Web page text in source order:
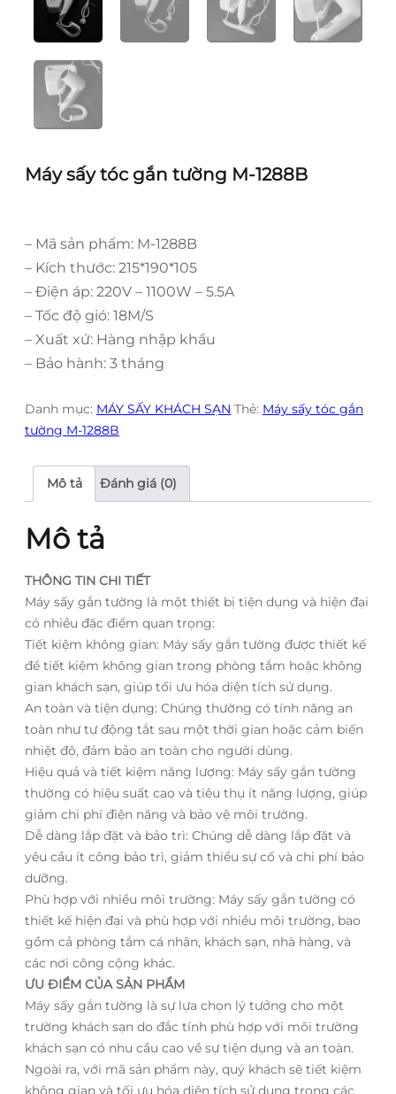
Máy sấy tóc gắn tường M-1288B
– Mã sản phẩm: M-1288B
– Kích thước: 215*190*105
– Điện áp: 220V – 1100W – 5.5A
– Tốc độ gió: 18M/S
– Xuất xứ: Hàng nhập khẩu
– Bảo hành: 3 tháng
Danh mục: MÁY SẤY KHÁCH SẠN Thẻ: Máy sấy tóc gắn
tường M-1288B
Mô tả Đánh giá (0)
Mô tả
THÔNG TIN CHI TIẾT
Máy sấy gắn tường là một thiết bị tiện dụng và hiện đại
có nhiều đặc điểm quan trọng:
Tiết kiệm không gian: Máy sấy gắn tường được thiết kế
để tiết kiệm không gian trong phòng tắm hoặc không
gian khách sạn, giúp tối ưu hóa diện tích sử dụng.
An toàn và tiện dụng: Chúng thường có tính năng an
toàn như tự động tắt sau một thời gian hoặc cảm biến
nhiệt độ, đảm bảo an toàn cho người dùng.
Hiệu quả và tiết kiệm năng lượng: Máy sấy gắn tường
thường có hiệu suất cao và tiêu thụ ít năng lượng, giúp
giảm chi phí điện năng và bảo vệ môi trường.
Dễ dàng lắp đặt và bảo trì: Chúng dễ dàng lắp đặt và
yêu cầu ít công bảo trì, giảm thiểu sự cố và chi phí bảo
dưỡng.
Phù hợp với nhiều môi trường: Máy sấy gắn tường có
thiết kế hiện đại và phù hợp với nhiều môi trường, bao
gồm cả phòng tắm cá nhân, khách sạn, nhà hàng, và
các nơi công cộng khác.
ƯU ĐIỂM CỦA SẢN PHẨM
Máy sấy gắn tường là sự lựa chọn lý tưởng cho một
trường khách sạn do đắc tính phù hợp với môi trường
khách sạn có nhu cầu cao về sự tiện dụng và an toàn.
Ngoài ra, với mã sản phẩm này, quý khách sẽ tiết kiệm
không gian và tối ưu hóa diện tích sử dụng trong các